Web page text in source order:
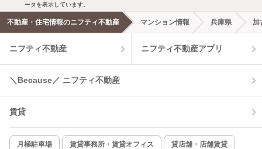
ータを表示しています。
不動産・住宅情報のニフティ不動産 マンション情報 兵庫県 加
ニフティ不動産 ニフティ不動産アプリ
＼Because／ ニフティ不動産
賃貸
月極駐車場 賃貸事務所・賃貸オフィス 貸店舗・店舗賃貸